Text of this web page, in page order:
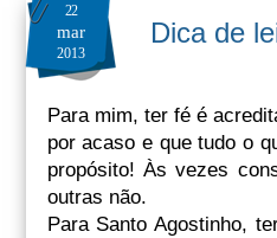
22
mar
2013
Dica de
Para mim, ter fé é
por acaso e que tudo o
propósito! Às vezes
outras não.
Para Santo Agostinho,